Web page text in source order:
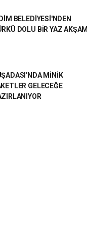
BELEDİYESİ'NDEN
DOLU BİR YAZ AKŞAMI
MİNİK
GELECEĞE